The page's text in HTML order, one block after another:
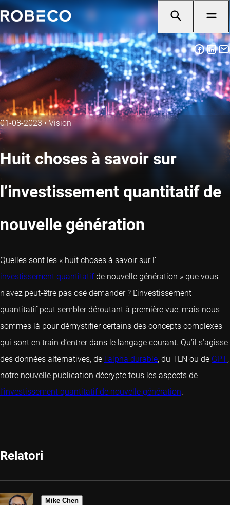
01-08-2023•Vision
Huit choses à savoir sur
l’investissement quantitatif de
nouvelle génération
Quelles sont les « huit choses à savoir sur l’
investissement quantitatifde nouvelle génération » que vous
n’avez peut-être pas osé demander ? L’investissement
quantitatif peut sembler déroutant à première vue, mais nous
sommes là pour démystifier certains des concepts complexes
qui sont en train d’entrer dans le langage courant. Qu’il s’agisse
des données alternatives, de l’alpha durable, du TLN ou de GPT,
notre nouvelle publication décrypte tous les aspects de
l’investissement quantitatif de nouvelle génération.
Relatori
Mike Chen